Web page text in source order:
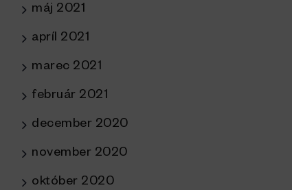
máj 2021
apríl 2021
marec 2021
február 2021
december 2020
november 2020
október 2020